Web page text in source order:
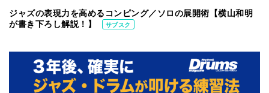
ジャズの表現力を高めるコンピング／ソロの展開術【横山和明
が書き下ろし解説！】
サブスク